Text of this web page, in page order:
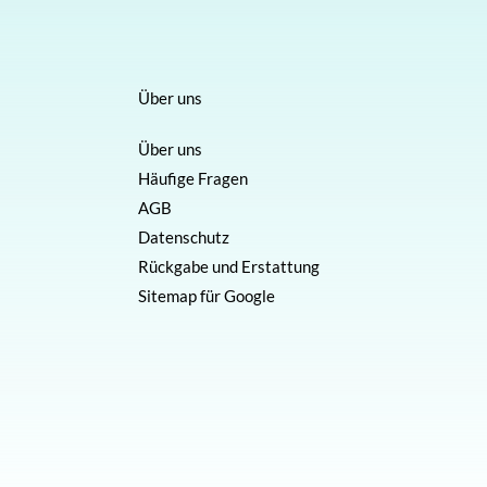
Über uns
Über uns
Häufige Fragen
AGB
Datenschutz
Rückgabe und Erstattung
Sitemap für Google